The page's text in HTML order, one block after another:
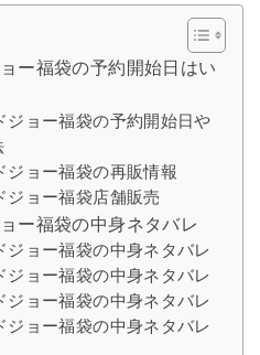
ー福袋の予約開始日はい
ジョー福袋の予約開始日や
ジョー福袋の再販情報
ジョー福袋店舗販売
ー福袋の中身ネタバレ
ジョー福袋の中身ネタバレ
ジョー福袋の中身ネタバレ
ジョー福袋の中身ネタバレ
ジョー福袋の中身ネタバレ